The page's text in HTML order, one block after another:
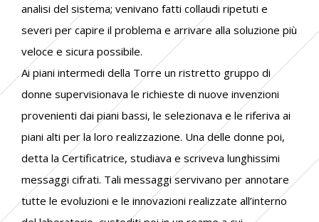
analisi del sistema; venivano fatti collaudi ripetuti e
severi per capire il problema e arrivare alla soluzione più
veloce e sicura possibile.
Ai piani intermedi della Torre un ristretto gruppo di
donne supervisionava le richieste di nuove invenzioni
provenienti dai piani bassi, le selezionava e le riferiva ai
piani alti per la loro realizzazione. Una delle donne poi,
detta la Certificatrice, studiava e scriveva lunghissimi
messaggi cifrati. Tali messaggi servivano per annotare
tutte le evoluzioni e le innovazioni realizzate all’interno